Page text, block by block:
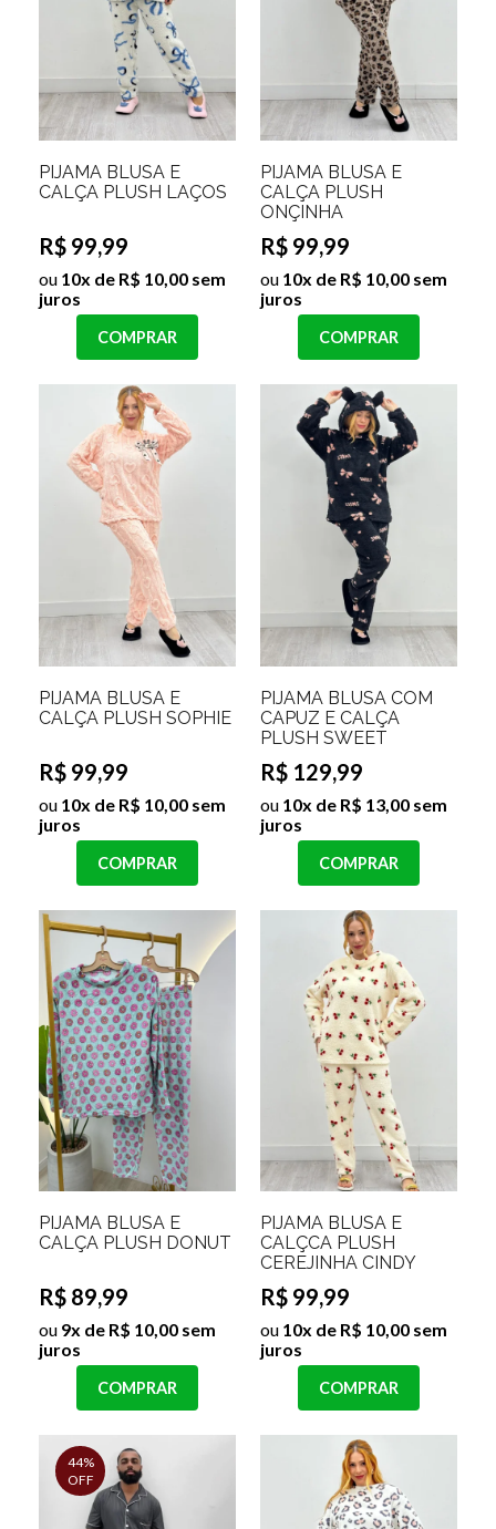
PIJAMA BLUSA E
CALÇA PLUSH LAÇOS
R$ 99,99
ou 10x de R$ 10,00 sem
juros
COMPRAR
PIJAMA BLUSA E
CALÇA PLUSH
ONÇINHA
R$ 99,99
ou 10x de R$ 10,00 sem
juros
COMPRAR
PIJAMA BLUSA E
CALÇA PLUSH SOPHIE
R$ 99,99
ou 10x de R$ 10,00 sem
juros
COMPRAR
PIJAMA BLUSA COM
CAPUZ E CALÇA
PLUSH SWEET
R$ 129,99
ou 10x de R$ 13,00 sem
juros
COMPRAR
PIJAMA BLUSA E
CALÇA PLUSH DONUT
R$ 89,99
ou 9x de R$ 10,00 sem
juros
COMPRAR
PIJAMA BLUSA E
CALÇCA PLUSH
CEREJINHA CINDY
R$ 99,99
ou 10x de R$ 10,00 sem
juros
COMPRAR
44%
OFF